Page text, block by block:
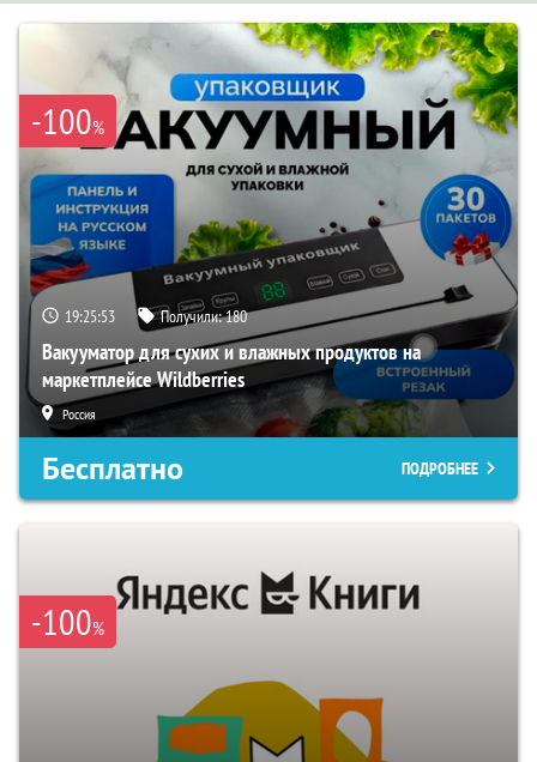
-100%
19:25:52 Получили:180
Вакууматор для сухих и влажных продуктов на
маркетплейсе Wildberries
Россия
Бесплатно ПОДРОБНЕЕ
-100%